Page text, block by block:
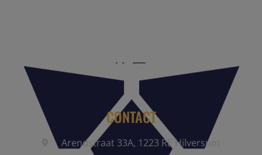
CONTACT
Arendstraat 33A, 1223 RE Hilversum